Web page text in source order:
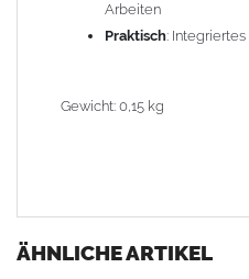
Arbeiten
Praktisch: Integriertes
Gewicht: 0,15 kg
ÄHNLICHE ARTIKEL